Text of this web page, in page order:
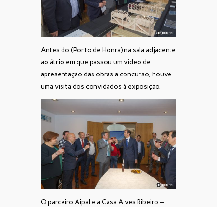
Antes do (Porto de Honra) na sala adjacente
ao átrio em que passou um vídeo de
apresentação das obras a concurso, houve
uma visita dos convidados à exposição.
O parceiro Aipal e a Casa Alves Ribeiro –